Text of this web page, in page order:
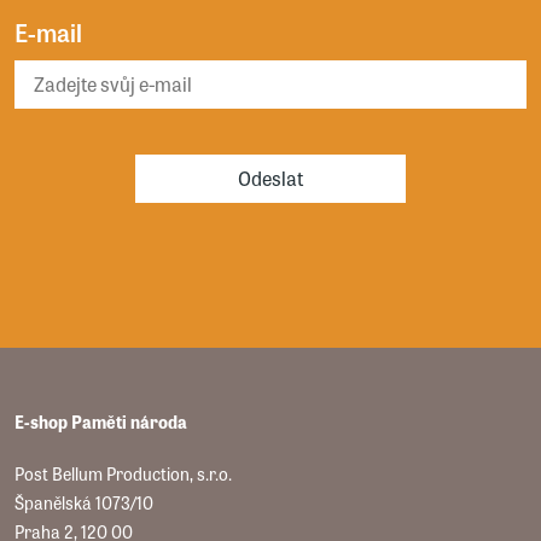
E-mail
Odeslat
E-shop Paměti národa
Post Bellum Production, s.r.o.
Španělská 1073/10
Praha 2, 120 00